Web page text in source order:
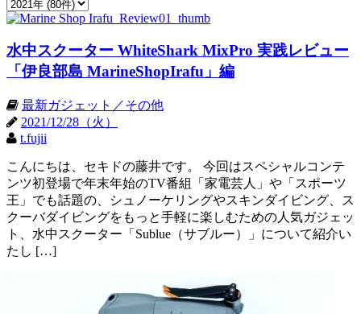
水中スクーター WhiteShark MixPro 実践レビュー
「伊良部島 MarineShopIrafu」編
最新ガジェット／その他
2021/12/28（火）
t.fujii
こんにちは、セキドの藤井です。 今回はスペシャルコンテ
ンツ初登場で年末年始のTV番組「家電芸人」や「スポーツ
王」でも話題の、シュノーケリングやスキンダイビング、ス
クーバダイビングをもっと手軽に楽しむための人気ガジェッ
ト、水中スクーター「Sublue（サブルー）」について紹介い
たし […]